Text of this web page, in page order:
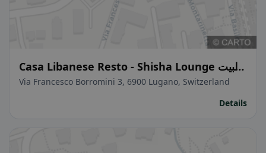
Casa Libanese Resto - Shisha Lounge البيت
اللبناني
Via Francesco Borromini 3, 6900 Lugano, Switzerland
Details